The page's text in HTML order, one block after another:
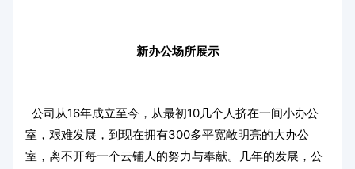
新办公场所展示
公司从16年成立至今，从最初10几个人挤在一间小办公
室，艰难发展，到现在拥有300多平宽敞明亮的大办公
室，离不开每一个云铺人的努力与奉献。几年的发展，公